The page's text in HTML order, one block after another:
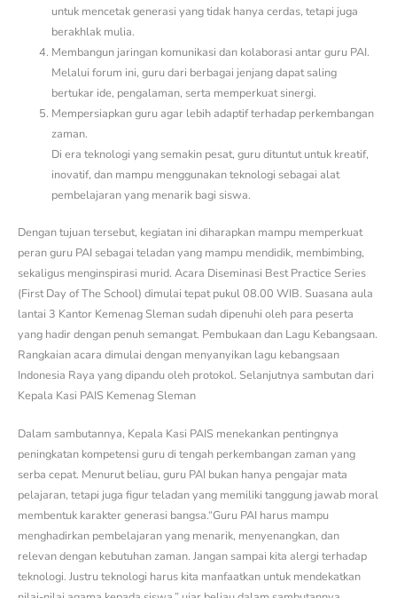
untuk mencetak generasi yang tidak hanya cerdas, tetapi juga
berakhlak mulia.
Membangun jaringan komunikasi dan kolaborasi antar guru PAI.
Melalui forum ini, guru dari berbagai jenjang dapat saling
bertukar ide, pengalaman, serta memperkuat sinergi.
Mempersiapkan guru agar lebih adaptif terhadap perkembangan
zaman.
Di era teknologi yang semakin pesat, guru dituntut untuk kreatif,
inovatif, dan mampu menggunakan teknologi sebagai alat
pembelajaran yang menarik bagi siswa.
Dengan tujuan tersebut, kegiatan ini diharapkan mampu memperkuat
peran guru PAI sebagai teladan yang mampu mendidik, membimbing,
sekaligus menginspirasi murid. Acara Diseminasi Best Practice Series
(First Day of The School) dimulai tepat pukul 08.00 WIB. Suasana aula
lantai 3 Kantor Kemenag Sleman sudah dipenuhi oleh para peserta
yang hadir dengan penuh semangat. Pembukaan dan Lagu Kebangsaan.
Rangkaian acara dimulai dengan menyanyikan lagu kebangsaan
Indonesia Raya yang dipandu oleh protokol. Selanjutnya sambutan dari
Kepala Kasi PAIS Kemenag Sleman
Dalam sambutannya, Kepala Kasi PAIS menekankan pentingnya
peningkatan kompetensi guru di tengah perkembangan zaman yang
serba cepat. Menurut beliau, guru PAI bukan hanya pengajar mata
pelajaran, tetapi juga figur teladan yang memiliki tanggung jawab moral
membentuk karakter generasi bangsa.“Guru PAI harus mampu
menghadirkan pembelajaran yang menarik, menyenangkan, dan
relevan dengan kebutuhan zaman. Jangan sampai kita alergi terhadap
teknologi. Justru teknologi harus kita manfaatkan untuk mendekatkan